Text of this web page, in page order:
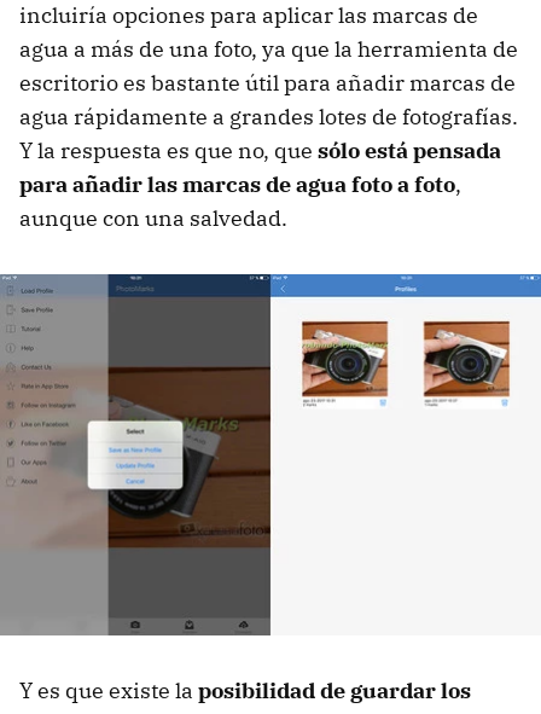
incluiría opciones para aplicar las marcas de
agua a más de una foto, ya que la herramienta de
escritorio es bastante útil para añadir marcas de
agua rápidamente a grandes lotes de fotografías.
Y la respuesta es que no, que sólo está pensada
para añadir las marcas de agua foto a foto,
aunque con una salvedad.
Y es que existe la posibilidad de guardar los